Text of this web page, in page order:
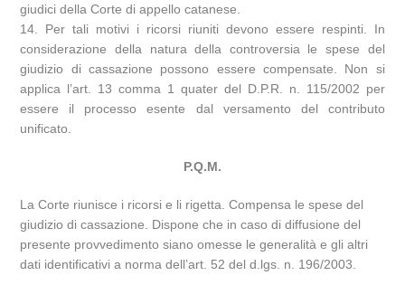
giudici della Corte di appello catanese.
14. Per tali motivi i ricorsi riuniti devono essere respinti. In
considerazione della natura della controversia le spese del
giudizio di cassazione possono essere compensate. Non si
applica l’art. 13 comma 1 quater del D.P.R. n. 115/2002 per
essere il processo esente dal versamento del contributo
unificato.
P.Q.M.
La Corte riunisce i ricorsi e li rigetta. Compensa le spese del
giudizio di cassazione. Dispone che in caso di diffusione del
presente provvedimento siano omesse le generalità e gli altri
dati identificativi a norma dell’art. 52 del d.lgs. n. 196/2003.